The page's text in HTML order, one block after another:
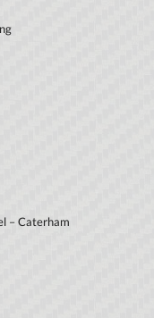
– Caterham